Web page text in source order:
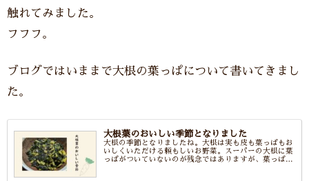
触れてみました。
フフフ。
ブログではいままで大根の葉っぱについて書いてきまし
た。
大根葉のおいしい季節となりました
大根の季節となりましたね。大根は実も皮も葉っぱもお
いしくいただける頼もしいお野菜。スーパーの大根に葉
っぱがついていないのが残念ではありますが、葉っぱつ